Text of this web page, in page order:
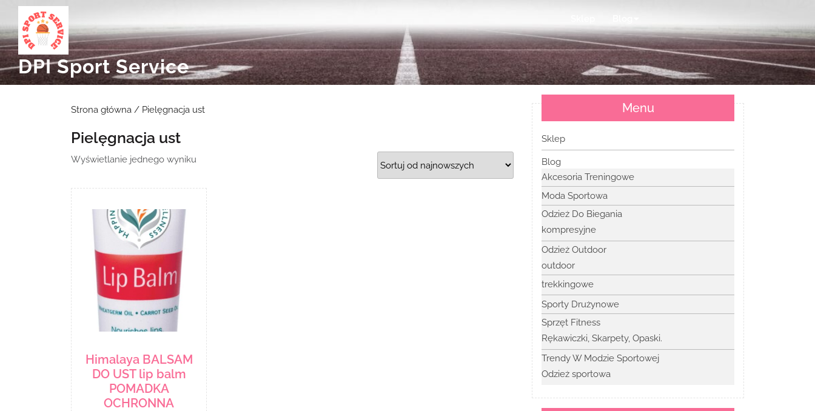
content
DPI Sport Service
Strona główna / Pielęgnacja ust
Pielęgnacja ust
Wyświetlanie jednego wyniku
Himalaya BALSAM
DO UST lip balm
POMADKA
OCHRONNA
Menu
Sklep
Blog
Akcesoria Treningowe
Moda Sportowa
Odzież Do Biegania
kompresyjne
Odzież Outdoor
outdoor
trekkingowe
Sporty Drużynowe
Sprzęt Fitness
Rękawiczki, Skarpety, Opaski.
Trendy W Modzie Sportowej
Odzież sportowa